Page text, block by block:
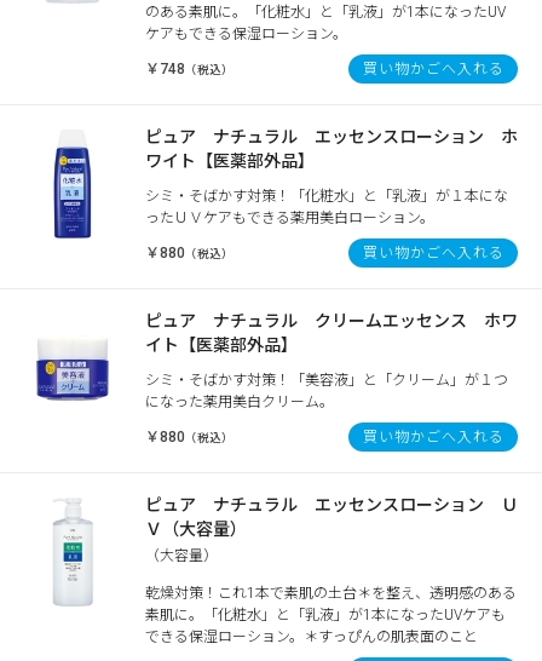
のある素肌に。「化粧水」と「乳液」が1本になったUV
ケアもできる保湿ローション。
￥748 （税込） 買い物かごへ入れる
ピュア ナチュラル エッセンスローション ホ
ワイト【医薬部外品】
シミ・そばかす対策！「化粧水」と「乳液」が１本にな
ったＵＶケアもできる薬用美白ローション。
￥880 （税込） 買い物かごへ入れる
ピュア ナチュラル クリームエッセンス ホワ
イト【医薬部外品】
シミ・そばかす対策！「美容液」と「クリーム」が１つ
になった薬用美白クリーム。
￥880 （税込） 買い物かごへ入れる
ピュア ナチュラル エッセンスローション Ｕ
Ｖ（大容量）
（大容量）
乾燥対策！これ1本で素肌の土台＊を整え、透明感のある
素肌に。「化粧水」と「乳液」が1本になったUVケアも
できる保湿ローション。＊すっぴんの肌表面のこと